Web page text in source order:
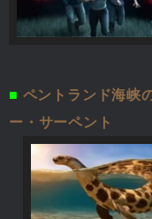
■ ペントランド海峡
ー・サーペント